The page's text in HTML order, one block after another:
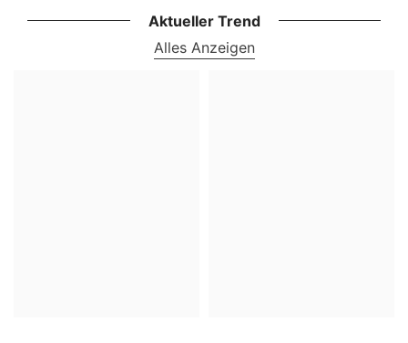
Aktueller Trend
Alles Anzeigen